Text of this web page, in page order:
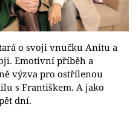
o svoji vnučku Anitu a
Emotivní příběh a
výzva pro ostřílenou
s Františkem. A jako
dní.